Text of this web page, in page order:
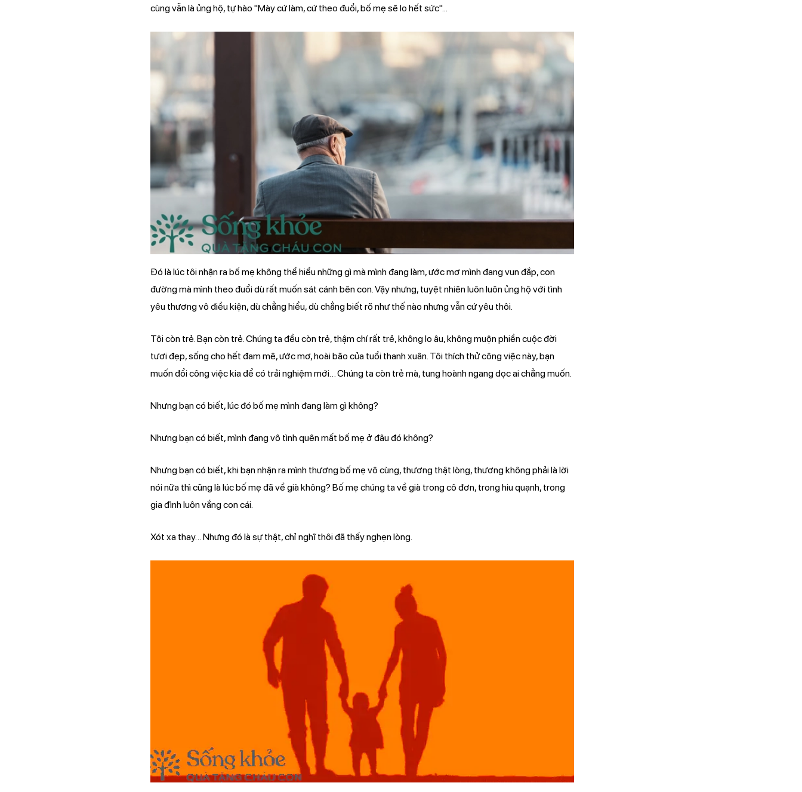
cùng vẫn là ủng hộ, tự hào "Mày cứ làm, cứ theo đuổi, bố mẹ sẽ lo hết sức"...
Đó là lúc tôi nhận ra bố mẹ không thể hiểu những gì mà mình đang làm, ước mơ mình đang vun đắp, con
đường mà mình theo đuổi dù rất muốn sát cánh bên con. Vậy nhưng, tuyệt nhiên luôn luôn ủng hộ với tình
yêu thương vô điều kiện, dù chẳng hiểu, dù chẳng biết rõ như thế nào nhưng vẫn cứ yêu thôi.
Tôi còn trẻ. Bạn còn trẻ. Chúng ta đều còn trẻ, thậm chí rất trẻ, không lo âu, không muộn phiền cuộc đời
tươi đẹp, sống cho hết đam mê, ước mơ, hoài bão của tuổi thanh xuân. Tôi thích thử công việc này, bạn
muốn đổi công việc kia để có trải nghiệm mới… Chúng ta còn trẻ mà, tung hoành ngang dọc ai chẳng muốn.
Nhưng bạn có biết, lúc đó bố mẹ mình đang làm gì không?
Nhưng bạn có biết, mình đang vô tình quên mất bố mẹ ở đâu đó không?
Nhưng bạn có biết, khi bạn nhận ra mình thương bố mẹ vô cùng, thương thật lòng, thương không phải là lời
nói nữa thì cũng là lúc bố mẹ đã về già không? Bố mẹ chúng ta về già trong cô đơn, trong hiu quạnh, trong
gia đình luôn vắng con cái.
Xót xa thay… Nhưng đó là sự thật, chỉ nghĩ thôi đã thấy nghẹn lòng.